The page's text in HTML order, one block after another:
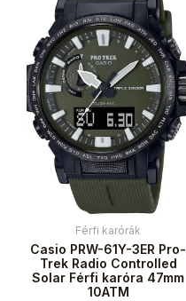
Férfi karórák
Casio PRW-61Y-3ER Pro-
Trek Radio Controlled
Solar Férfi karóra 47mm
10ATM